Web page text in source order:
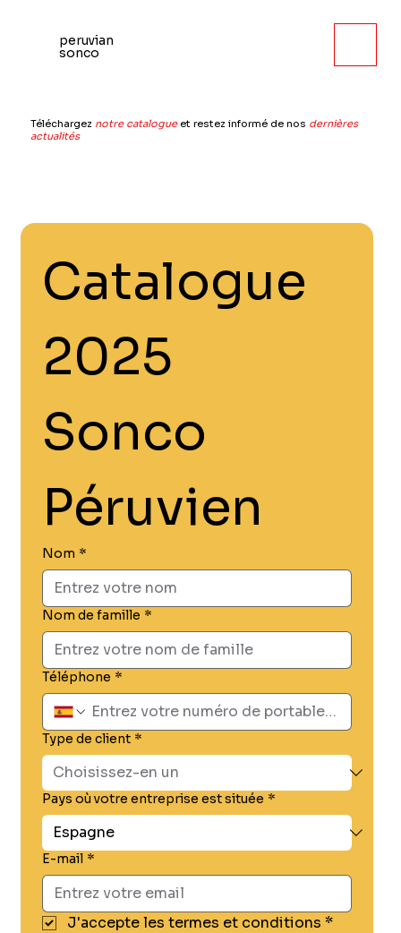
peruvian
sonco
Téléchargez notre catalogueet restez informé de nos dernières
actualités
Catalogue
2025
Sonco
Péruvien
Nom *
Nom de famille *
Téléphone *
Type de client *
Pays où votre entreprise est située *
E-mail *
J'accepte les termes et conditions *